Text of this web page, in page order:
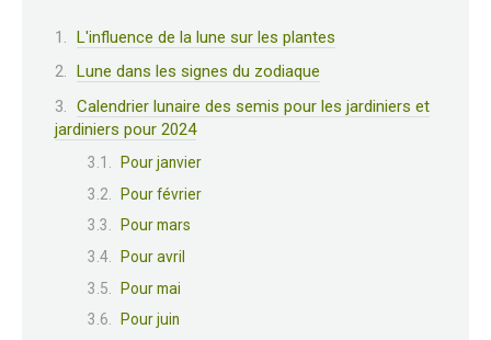
L'influence de la lune sur les plantes
Lune dans les signes du zodiaque
Calendrier lunaire des semis pour les jardiniers et
jardiniers pour 2024
Pour janvier
Pour février
Pour mars
Pour avril
Pour mai
Pour juin